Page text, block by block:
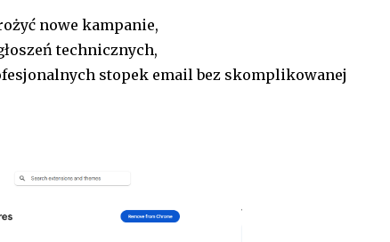
nowe kampanie,
technicznych,
stopek email bez skomplikowanej